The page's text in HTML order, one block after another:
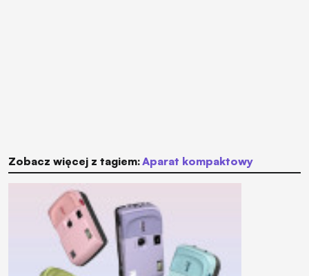
Zobacz więcej z tagiem: aparat kompaktowy